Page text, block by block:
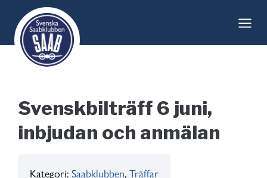
content
Svenskbilträff 6 juni,
inbjudan och anmälan
Kategori: Saabklubben, Träffar